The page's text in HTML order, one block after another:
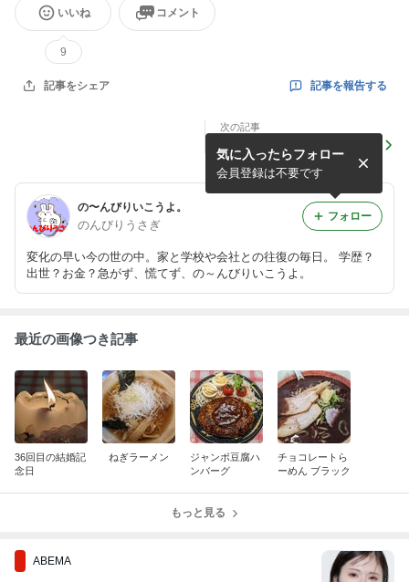
いいね
9
コメント
記事をシェア 記事を報告する
次の記事
の〜んびりいこうよ。
のんびりうさぎ
変化の早い今の世の中。家と学校や会社との往復の毎日。 学歴？
出世？お金？急がず、慌てず、の～んびりいこうよ。
気に入ったらフォロー
会員登録は不要です
フォロー
最近の画像つき記事
36回目の結婚記
念日
ねぎラーメン
ジャンボ豆腐ハ
ンバーグ
チョコレートら
ーめん ブラック
もっと見る
ABEMA